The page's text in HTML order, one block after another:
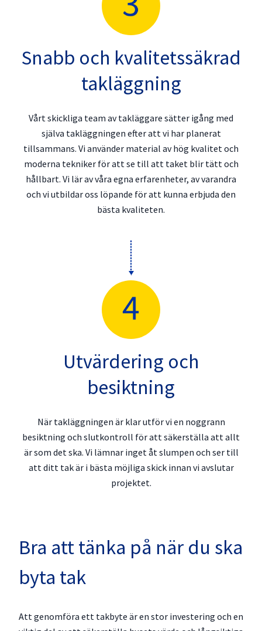
Snabb och kvalitetssäkrad
takläggning
Vårt skickliga team av takläggare sätter igång med
själva takläggningen efter att vi har planerat
tillsammans. Vi använder material av hög kvalitet och
moderna tekniker för att se till att taket blir tätt och
hållbart. Vi lär av våra egna erfarenheter, av varandra
och vi utbildar oss löpande för att kunna erbjuda den
bästa kvaliteten.
Utvärdering och
besiktning
När takläggningen är klar utför vi en noggrann
besiktning och slutkontroll för att säkerställa att allt
är som det ska. Vi lämnar inget åt slumpen och ser till
att ditt tak är i bästa möjliga skick innan vi avslutar
projektet.
Bra att tänka på när du ska
byta tak
Att genomföra ett takbyte är en stor investering och en